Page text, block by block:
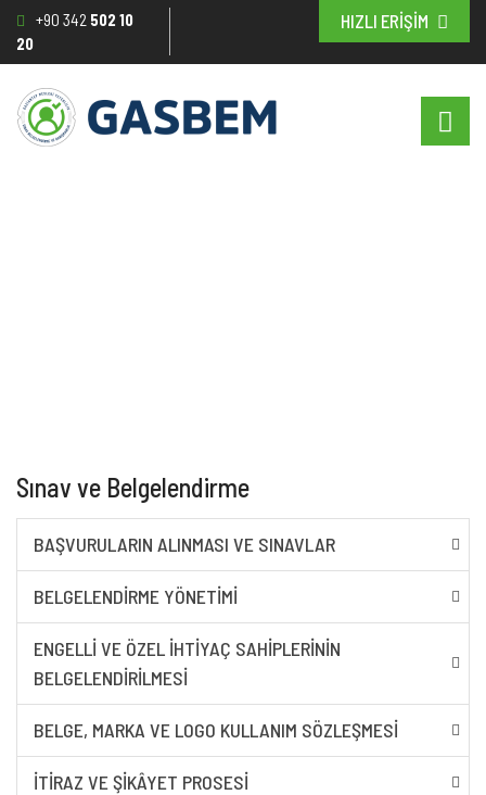
+90 342 502 10
20
HIZLI ERİŞİM
Sınav ve Belgelendirme
BAŞVURULARIN ALINMASI VE SINAVLAR
BELGELENDIRME YÖNETIMI
ENGELLI VE ÖZEL İHTIYAÇ SAHIPLERININ
BELGELENDIRILMESI
BELGE, MARKA VE LOGO KULLANIM SÖZLEŞMESI
İTIRAZ VE ŞIKÂYET PROSESI